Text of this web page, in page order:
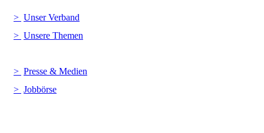
Unser Verband
Unsere Themen
Presse & Medien
Jobbörse